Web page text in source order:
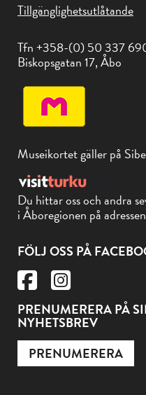
Tillgänglighetsutlåtande
Tfn +358-(0) 50 337
Biskopsgatan 17, Åbo
Museikortet gäller på
Du hittar oss och andra
i Åboregionen på
FÖLJ OSS PÅ
PRENUMERERA PÅ
NYHETSBREV
PRENUMERERA